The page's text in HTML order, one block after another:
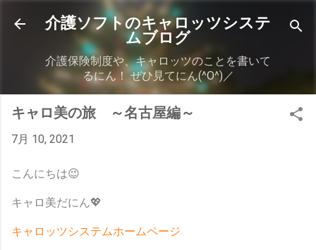
スキップしてメイン コンテンツに移動
介護ソフトのキャロッツシステ
ムブログ
介護保険制度や、キャロッツのことを書いて
るにん！ ぜひ見てにん(^O^)／
キャロ美の旅 ～名古屋編～
7月 10, 2021
こんにちは😉
キャロ美だにん💖
キャロッツシステムホームページ